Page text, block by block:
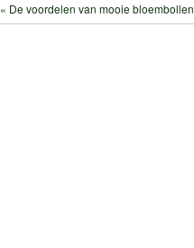
« De voordelen van mooie bloembollen